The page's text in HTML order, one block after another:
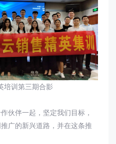
培训第三期合影
伙伴一起，坚定我们目标，
广的新兴道路，并在这条推